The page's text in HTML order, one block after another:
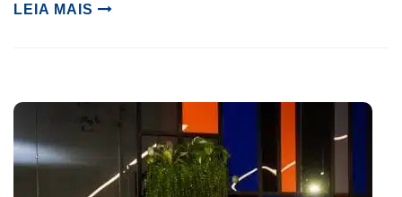
LEIA MAIS